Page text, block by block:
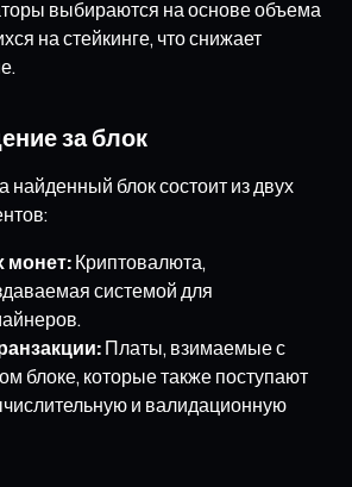
выбираются на основе объема
на стейкинге, что снижает
за блок
найденный блок состоит из двух
монет: Криптовалюта,
системой для
Платы, взимаемые с
блоке, которые также поступают
и валидационную